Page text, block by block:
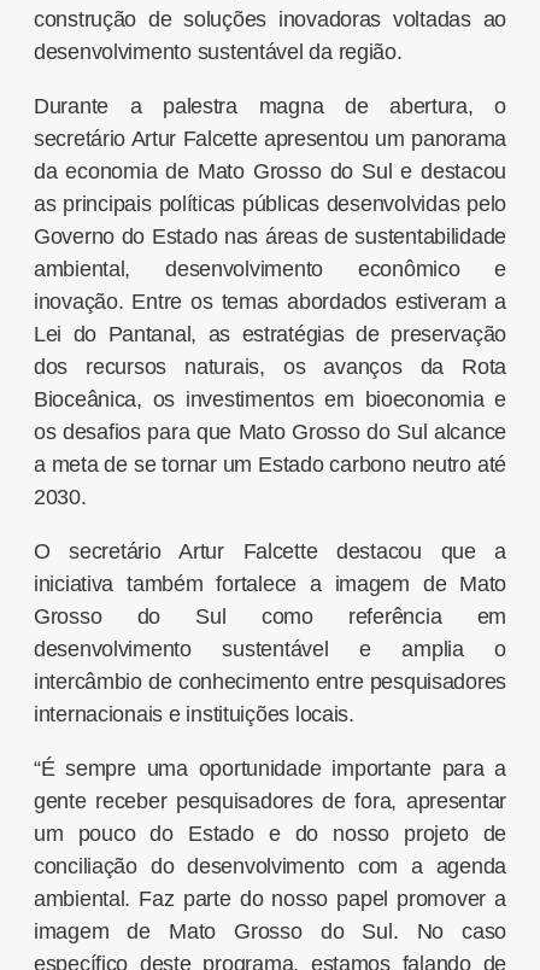
construção de soluções inovadoras voltadas ao
desenvolvimento sustentável da região.
Durante a palestra magna de abertura, o
secretário Artur Falcette apresentou um panorama
da economia de Mato Grosso do Sul e destacou
as principais políticas públicas desenvolvidas pelo
Governo do Estado nas áreas de sustentabilidade
ambiental, desenvolvimento econômico e
inovação. Entre os temas abordados estiveram a
Lei do Pantanal, as estratégias de preservação
dos recursos naturais, os avanços da Rota
Bioceânica, os investimentos em bioeconomia e
os desafios para que Mato Grosso do Sul alcance
a meta de se tornar um Estado carbono neutro até
2030.
O secretário Artur Falcette destacou que a
iniciativa também fortalece a imagem de Mato
Grosso do Sul como referência em
desenvolvimento sustentável e amplia o
intercâmbio de conhecimento entre pesquisadores
internacionais e instituições locais.
“É sempre uma oportunidade importante para a
gente receber pesquisadores de fora, apresentar
um pouco do Estado e do nosso projeto de
conciliação do desenvolvimento com a agenda
ambiental. Faz parte do nosso papel promover a
imagem de Mato Grosso do Sul. No caso
específico deste programa, estamos falando de